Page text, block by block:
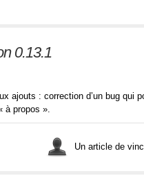
0.13.1
ajouts : correction d’un bug qui
à propos ».
Un article de